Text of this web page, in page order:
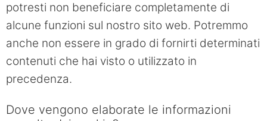
potresti non beneficiare completamente di
alcune funzioni sul nostro sito web. Potremmo
anche non essere in grado di fornirti determinati
contenuti che hai visto o utilizzato in
precedenza.
Dove vengono elaborate le informazioni